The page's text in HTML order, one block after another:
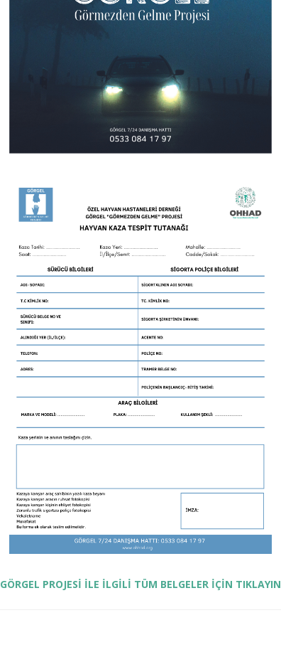
GÖRGEL PROJESİ İLE İLGİLİ TÜM BELGELER İÇİN TIKLAYIN